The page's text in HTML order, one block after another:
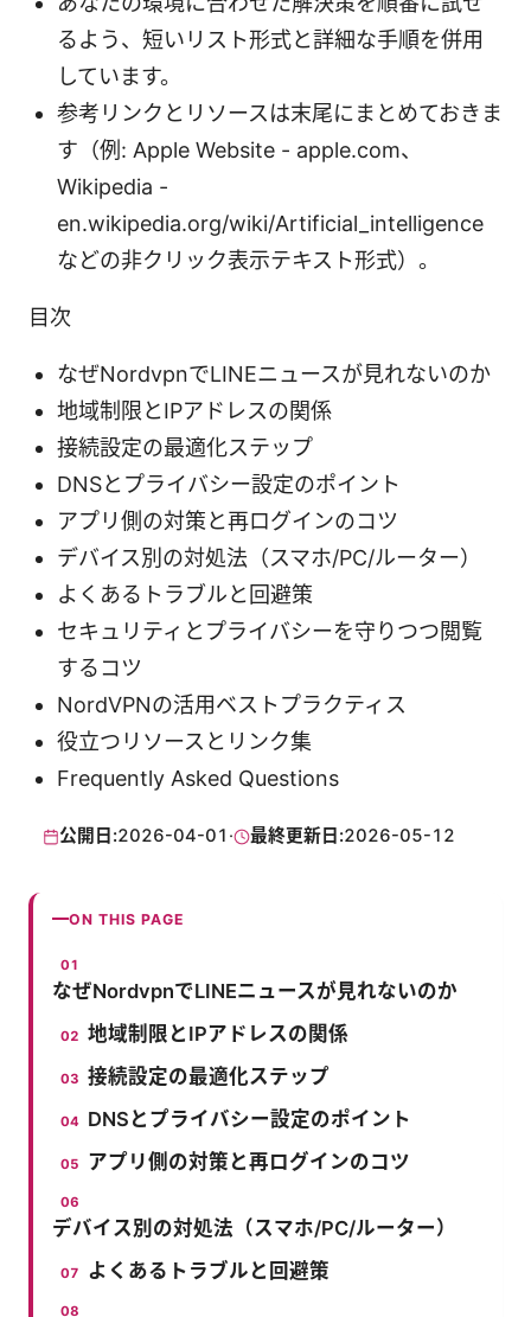
るよう、短いリスト形式と詳細な手順を併用
しています。
参考リンクとリソースは末尾にまとめておきま
す（例: Apple Website - apple.com、
Wikipedia -
en.wikipedia.org/wiki/Artificial_intelligence
などの非クリック表示テキスト形式）。
目次
なぜNordvpnでLINEニュースが見れないのか
地域制限とIPアドレスの関係
接続設定の最適化ステップ
DNSとプライバシー設定のポイント
アプリ側の対策と再ログインのコツ
デバイス別の対処法（スマホ/PC/ルーター）
よくあるトラブルと回避策
セキュリティとプライバシーを守りつつ閲覧
するコツ
NordVPNの活用ベストプラクティス
役立つリソースとリンク集
Frequently Asked Questions
公開日:2026-04-01 · 最終更新日:2026-05-12
ON THIS PAGE
なぜNordvpnでLINEニュースが見れないのか
地域制限とIPアドレスの関係
接続設定の最適化ステップ
DNSとプライバシー設定のポイント
アプリ側の対策と再ログインのコツ
デバイス別の対処法（スマホ/PC/ルーター）
よくあるトラブルと回避策